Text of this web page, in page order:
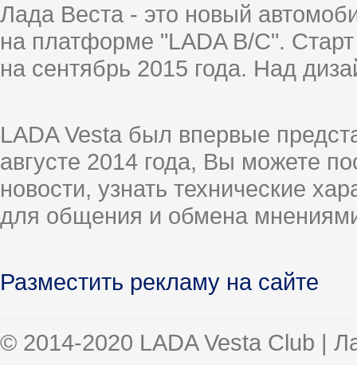
Лада Веста - это новый
на платформе "LADA B/C".
на сентябрь 2015 года. Над
LADA Vesta был впервые
августе 2014 года, Вы можете
новости, узнать технические
для общения и обмена
Разместить рекламу на сайте
© 2014-2020 LADA Vesta Club |